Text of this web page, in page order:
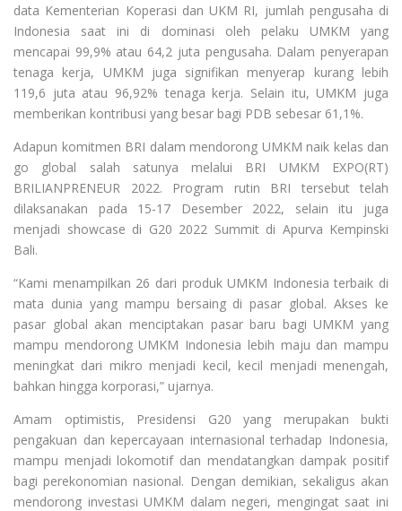
data Kementerian Koperasi dan UKM RI, jumlah pengusaha di
Indonesia saat ini di dominasi oleh pelaku UMKM yang
mencapai 99,9% atau 64,2 juta pengusaha. Dalam penyerapan
tenaga kerja, UMKM juga signifikan menyerap kurang lebih
119,6 juta atau 96,92% tenaga kerja. Selain itu, UMKM juga
memberikan kontribusi yang besar bagi PDB sebesar 61,1%.
Adapun komitmen BRI dalam mendorong UMKM naik kelas dan
go global salah satunya melalui BRI UMKM EXPO(RT)
BRILIANPRENEUR 2022. Program rutin BRI tersebut telah
dilaksanakan pada 15-17 Desember 2022, selain itu juga
menjadi showcase di G20 2022 Summit di Apurva Kempinski
Bali.
“Kami menampilkan 26 dari produk UMKM Indonesia terbaik di
mata dunia yang mampu bersaing di pasar global. Akses ke
pasar global akan menciptakan pasar baru bagi UMKM yang
mampu mendorong UMKM Indonesia lebih maju dan mampu
meningkat dari mikro menjadi kecil, kecil menjadi menengah,
bahkan hingga korporasi,” ujarnya.
Amam optimistis, Presidensi G20 yang merupakan bukti
pengakuan dan kepercayaan internasional terhadap Indonesia,
mampu menjadi lokomotif dan mendatangkan dampak positif
bagi perekonomian nasional. Dengan demikian, sekaligus akan
mendorong investasi UMKM dalam negeri, mengingat saat ini